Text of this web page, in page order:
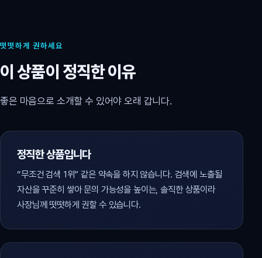
떳떳하게 권하세요
이 상품이 정직한 이유
좋은 마음으로 소개할 수 있어야 오래 갑니다.
정직한 상품입니다
“무조건 검색 1위” 같은 약속을 하지 않습니다. 검색에 노출될
자산을 꾸준히 쌓아 문의 가능성을 높이는, 솔직한 상품이라
사장님께 떳떳하게 권할 수 있습니다.